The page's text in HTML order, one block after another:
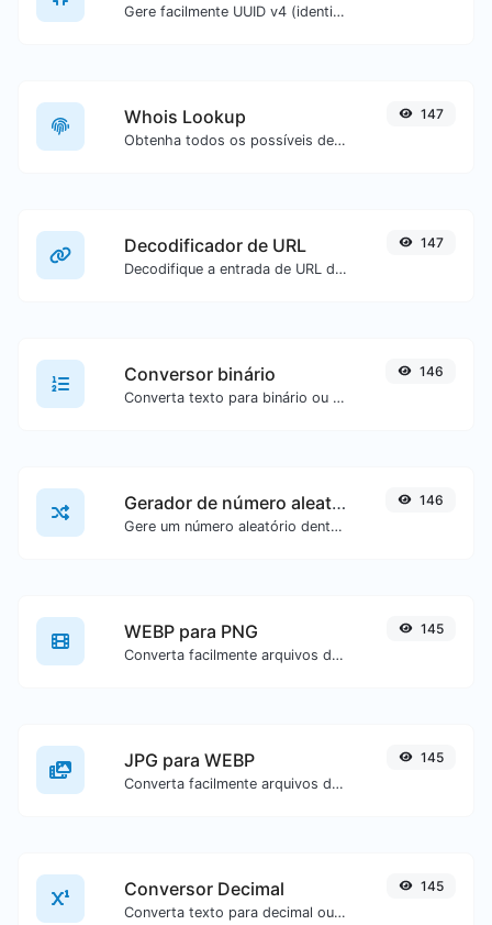
Gere facilmente UUID v4 (identificador universalmente único) com a ajuda da nossa ferramenta.
Whois Lookup
Obtenha todos os possíveis detalhes sobre um nome de domínio.
147
Decodificador de URL
Decodifique a entrada de URL de volta para texto normal.
147
Conversor binário
Converta texto para binário ou vice-versa para qualquer entrada de texto.
146
Gerador de número aleatório
Gere um número aleatório dentro de um intervalo especificado.
146
WEBP para PNG
Converta facilmente arquivos de imagem WEBP para PNG.
145
JPG para WEBP
Converta facilmente arquivos de imagem JPG para WEBP.
145
Conversor Decimal
Converta texto para decimal ou vice-versa para qualquer entrada de texto.
145